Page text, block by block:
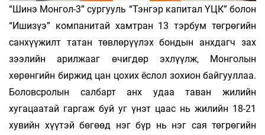
“Шинэ Монгол-3” сургууль “Тэнгэр капитал ҮЦК” болон
“Ишизүэ” компанитай хамтран 13 тэрбум төгрөгийн
санхүүжилт татан төвлөрүүлэх бондын анхдагч зах
зээлийн арилжааг өчигдөр эхлүүлж, Монголын
хөрөнгийн биржид цан цохих ёслол зохион байгууллаа.
Боловсролын салбарт анх удаа таван жилийн
хугацаатай гаргаж буй уг үнэт цаас нь жилийн 18-21
хувийн хүүтэй бөгөөд нэг бүр нь нэг сая төгрөгийн